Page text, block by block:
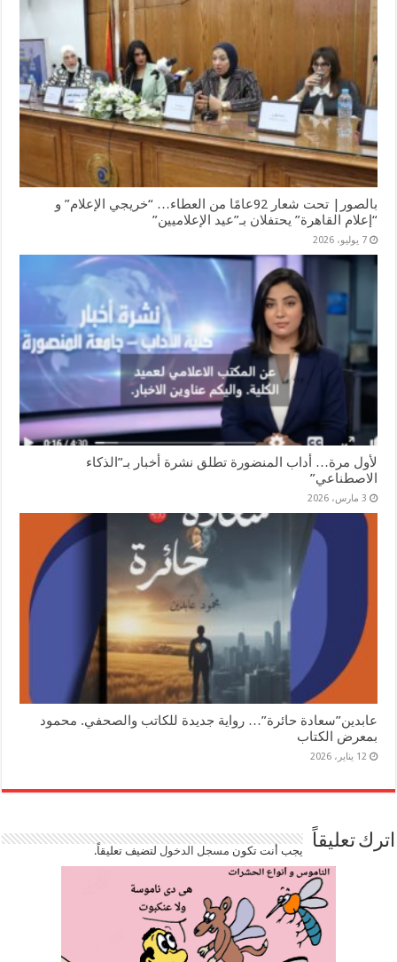
بالصور| تحت شعار 92عامًا من العطاء… “خريجي الإعلام” و
“إعلام القاهرة” يحتفلان بـ”عيد الإعلاميين”
7 يوليو، 2026
لأول مرة… أداب المنضورة تطلق نشرة أخبار بـ”الذكاء
الاصطناعي”
3 مارس، 2026
عابدين”سعادة حائرة”… رواية جديدة للكاتب والصحفي. محمود
بمعرض الكتاب
12 يناير، 2026
اترك تعليقاً يجب أنت تكون مسجل الدخوللتضيف تعليقاً.